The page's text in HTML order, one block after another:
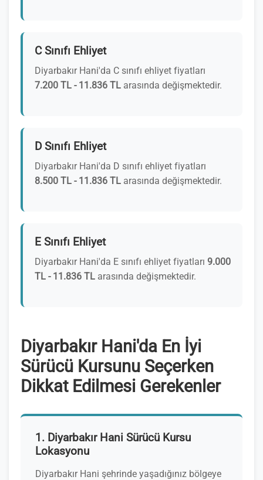
C Sınıfı Ehliyet
Diyarbakır Hani'da C sınıfı ehliyet fiyatları
7.200 TL - 11.836 TL arasında değişmektedir.
D Sınıfı Ehliyet
Diyarbakır Hani'da D sınıfı ehliyet fiyatları
8.500 TL - 11.836 TL arasında değişmektedir.
E Sınıfı Ehliyet
Diyarbakır Hani'da E sınıfı ehliyet fiyatları 9.000
TL - 11.836 TL arasında değişmektedir.
Diyarbakır Hani'da En İyi
Sürücü Kursunu Seçerken
Dikkat Edilmesi Gerekenler
1. Diyarbakır Hani Sürücü Kursu
Lokasyonu
Diyarbakır Hani şehrinde yaşadığınız bölgeye